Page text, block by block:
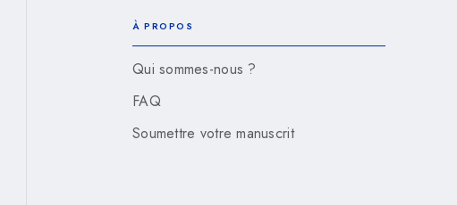
À PROPOS
Qui sommes-nous ?
FAQ
Soumettre votre manuscrit